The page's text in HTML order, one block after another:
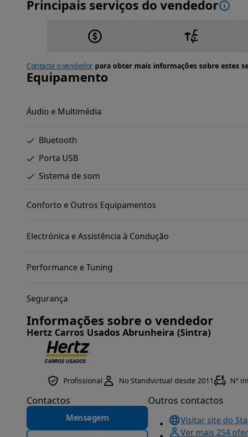
Principais serviços do vendedor
Contacte o vendedorpara obter mais informações sobre estes
Equipamento
Áudio e Multimédia
Bluetooth
Porta USB
Sistema de som
Conforto e Outros Equipamentos
Electrónica e Assistência à Condução
Performance e Tuning
Segurança
Informações sobre o vendedor
Hertz Carros Usados Abrunheira (Sintra)
Profissional No Standvirtual desde 2011 Nº
Contactos
Mensagem
Outros contactos
Visitar site do
Ver mais 254